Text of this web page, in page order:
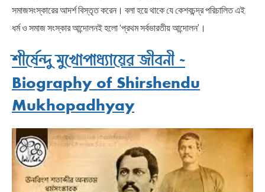
সমাজসংস্কারের আদর্শ বিস্তৃত করেন। বলা হয়ে থাকে যে কেশবচন্দ্র পরিচালিত এই
ধর্ম ও সমাজ সংস্কার আন্দোলনই হলো ‘প্রথম সর্বভারতীয় আন্দোলন’।
শীর্ষেন্দু মুখোপাধ্যায়ের জীবনী ~
Biography of Shirshendu
Mukhopadhyay